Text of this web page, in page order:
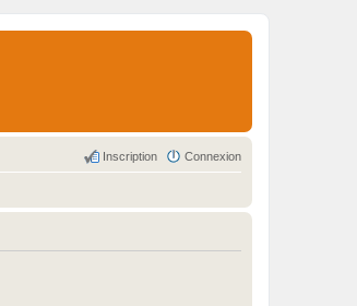
Connexion
Inscription